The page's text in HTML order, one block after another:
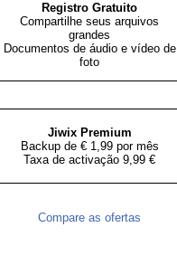
Registro Gratuito
Compartilhe seus arquivos
grandes
Documentos de áudio e vídeo de
foto
Jiwix Premium
Backup de € 1,99 por mês
Taxa de activação 9,99 €
Compare as ofertas